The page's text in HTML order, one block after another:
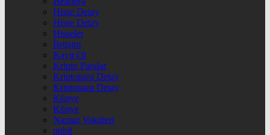
Hisse Detay
Hisse Detay
Hisseler
İletişim
Kayıt Ol
Kripto Paralar
Kriptopara Detay
Kriptopara Detay
Künye
Künye
Namaz Vakitleri
nnbil